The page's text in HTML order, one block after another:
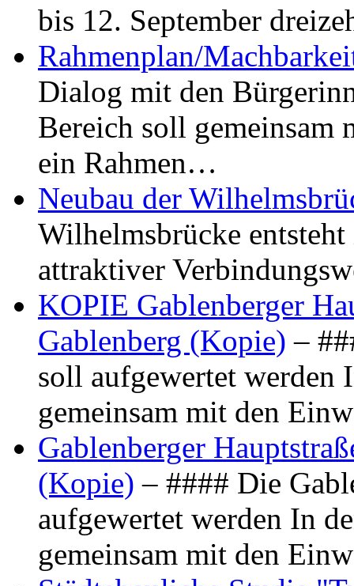
bis 12. September
Rahmenplan/
Dialog mit den
Bereich soll gemeinsam
ein Rahmen…
Neubau der
Wilhelmsbrücke
attraktiver
KOPIE Gablenberger
Gablenberg (Kopie) –
soll aufgewertet werden
gemeinsam mit den
Gablenberger
(Kopie) – #### Die
aufgewertet werden In
gemeinsam mit den